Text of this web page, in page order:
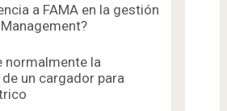
a FAMA en la gestión
normalmente la
un cargador para